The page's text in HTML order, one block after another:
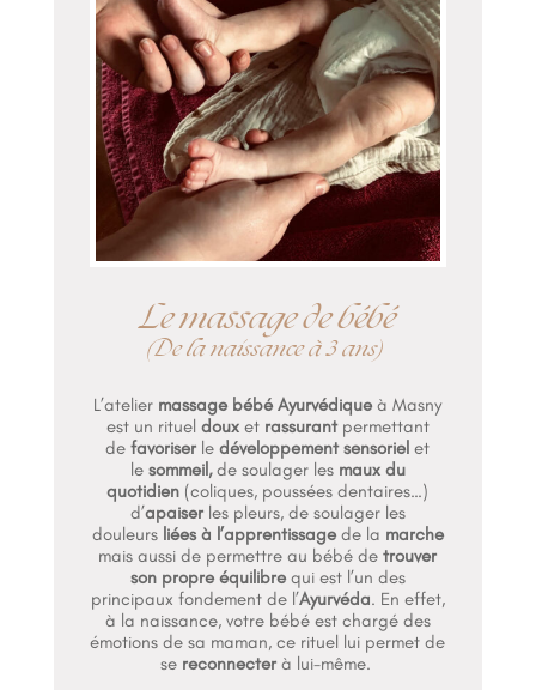
Le massage de bébé
(De la naissance à 3 ans)
L’atelier massage bébé Ayurvédiqueà Masny
est un rituel doux et rassurant permettant
defavoriser ledéveloppement sensorielet
le sommeil,de soulager les maux du
quotidien (coliques, poussées dentaires…)
d’apaiserles pleurs, de soulager les
douleurs liées à l’apprentissagede la marche
mais aussi de permettre au bébé detrouver
son propre équilibrequi est l’un des
principaux fondement de l’Ayurvéda. En effet,
à la naissance, votre bébé est chargé des
émotions de sa maman, ce rituel lui permet de
se reconnecterà lui-même.